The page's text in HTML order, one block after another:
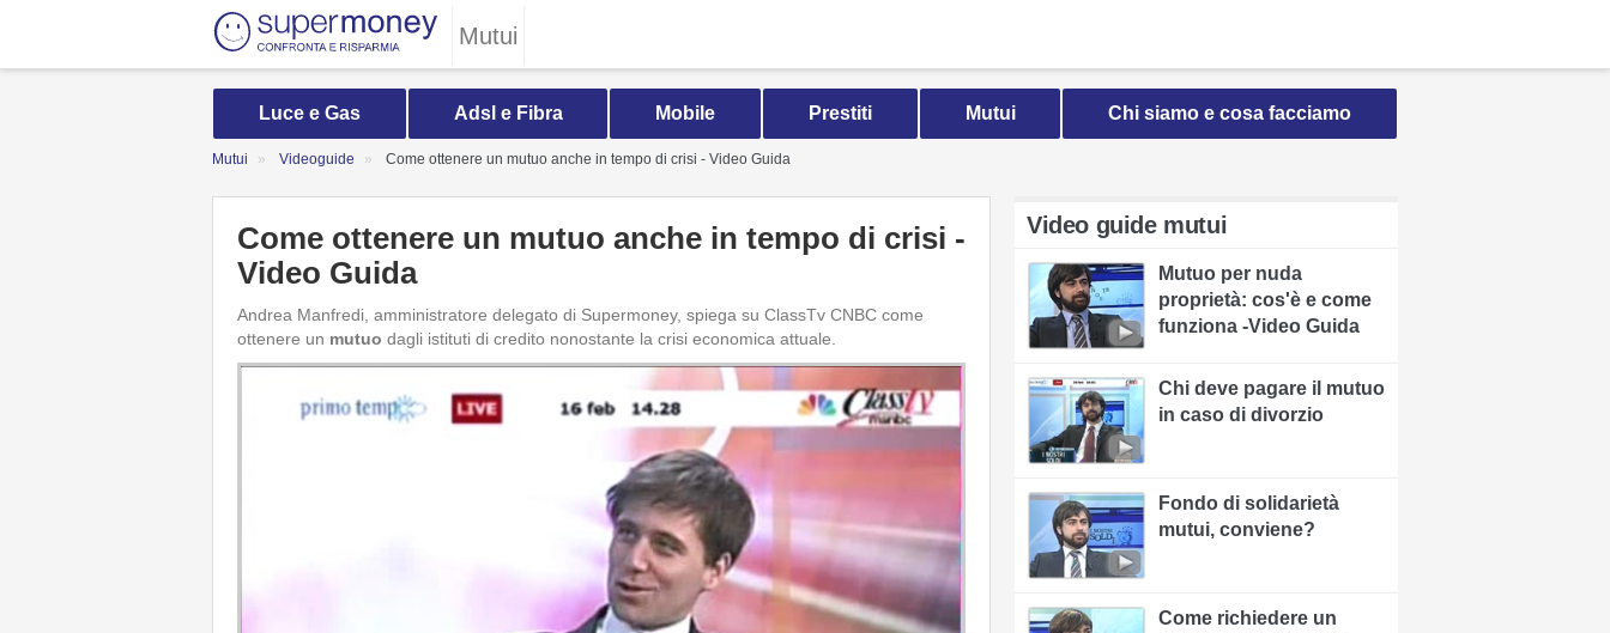
Mutui
Luce e Gas Adsl e Fibra Mobile Prestiti Mutui Chi siamo e cosa facciamo
Mutui Videoguide Come ottenere un mutuo anche in tempo di crisi - Video Guida
Come ottenere un mutuo anche in tempo di crisi -
Video Guida
Andrea Manfredi, amministratore delegato di Supermoney, spiega su ClassTv CNBC come
ottenere un mutuo dagli istituti di credito nonostante la crisi economica attuale.
Video guide mutui
Mutuo per nuda
proprietà: cos'è e come
funziona -Video Guida
Chi deve pagare il mutuo
in caso di divorzio
Fondo di solidarietà
mutui, conviene?
Come richiedere un